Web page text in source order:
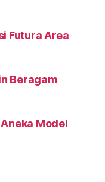
Futura Area
Beragam
Model